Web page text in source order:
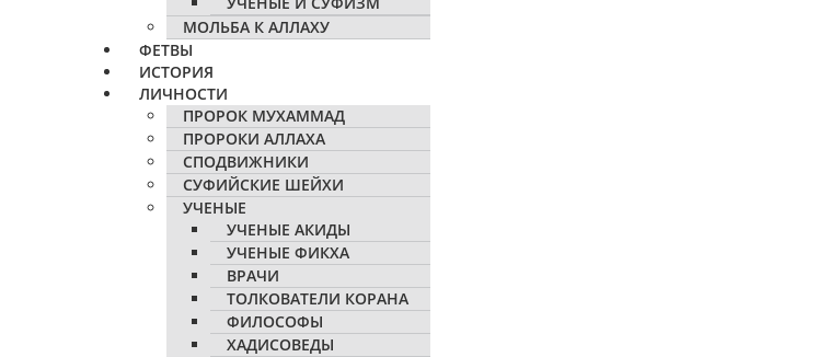
МОЛЬБА К АЛЛАХУ
ФЕТВЫ
ИСТОРИЯ
ЛИЧНОСТИ
ПРОРОК МУХАММАД
ПРОРОКИ АЛЛАХА
СПОДВИЖНИКИ
СУФИЙСКИЕ ШЕЙХИ
УЧЕНЫЕ
УЧЕНЫЕ АКИДЫ
УЧЕНЫЕ ФИКХА
ВРАЧИ
ТОЛКОВАТЕЛИ КОРАНА
ФИЛОСОФЫ
ХАДИСОВЕДЫ